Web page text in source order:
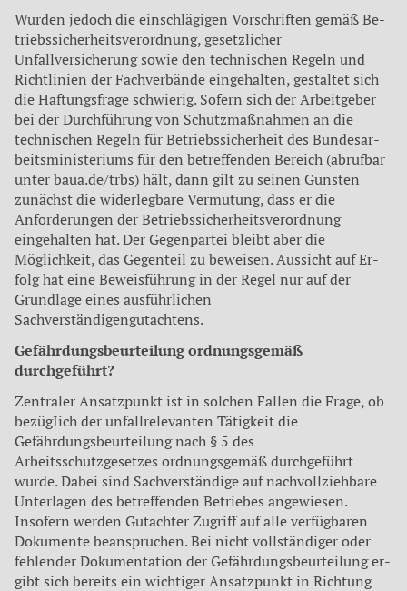
Wurden jedoch die einschlä­gigen Vorschriften gemäß Be­
triebssicherheitsverordnung, ge­setzlicher
Unfallversicherung so­wie den technischen Regeln und
Richtlinien der Fachverbände ein­gehalten, gestaltet sich
die Haf­tungsfrage schwierig. Sofern sich der Arbeitgeber
bei der Durchführung von Schutzmaßnahmen an die
technischen Regeln für Be­triebssicherheit des Bundesar­
beitsministeriums für den betref­fenden Bereich (abrufbar
unter baua.de/trbs) hält, dann gilt zu sei­nen Gunsten
zunächst die wider­legbare Vermutung, dass er die
Anforderungen der Betriebssi­cherheitsverordnung
eingehal­ten hat. Der Gegenpartei bleibt aber die
Möglichkeit, das Gegen­teil zu beweisen. Aussicht auf Er­
folg hat eine Beweisführung in der Regel nur auf der
Grundlage eines ausführlichen
Sachverständigengutachtens.
Gefährdungsbeurteilung ordnungsgemäß
durchgeführt?
Zentraler Ansatzpunkt ist in sol­chen Fallen die Frage, ob
bezügIich der unfallrelevanten Tätig­keit die
Gefährdungsbeurteilung nach § 5 des
Arbeitsschutzgesetzes ordnungsgemäß durchge­führt
wurde. Dabei sind Sachver­ständige auf nachvollziehbare
Unterlagen des betreffenden Be­triebes angewiesen.
Insofern werden Gutachter Zugriff auf alle verfügbaren
Dokumente bean­spruchen. Bei nicht vollständiger oder
fehlender Dokumentation der Gefährdungsbeurteilung er­
gibt sich bereits ein wichtiger Ansatzpunkt in Richtung